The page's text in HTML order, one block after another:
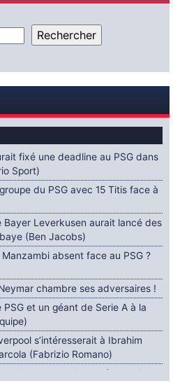
fixé une deadline au PSG dans
Sport)
du PSG avec 15 Titis face à
Bayer Leverkusen aurait lancé des
(Ben Jacobs)
Manzambi absent face au PSG ?
chambre ses adversaires !
PSG et un géant de Serie A à la
s’intéresserait à Ibrahim
(Fabrizio Romano)
contractuel trouvé entre le